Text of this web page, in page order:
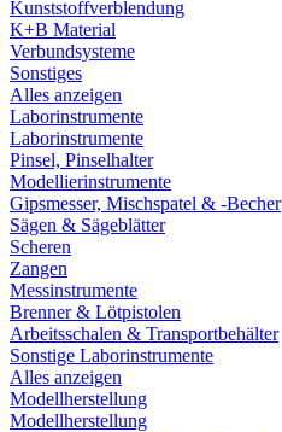
Kunststoffverblendung
K+B Material
Verbundsysteme
Sonstiges
Alles anzeigen
Laborinstrumente
Laborinstrumente
Pinsel, Pinselhalter
Modellierinstrumente
Gipsmesser, Mischspatel & -Becher
Sägen & Sägeblätter
Scheren
Zangen
Messinstrumente
Brenner & Lötpistolen
Arbeitsschalen & Transportbehälter
Sonstige Laborinstrumente
Alles anzeigen
Modellherstellung
Modellherstellung